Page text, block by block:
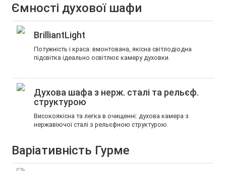
Ємності духової шафи
BrilliantLight
Потужність і краса: вмонтована, якісна світлодіодна
підсвітка ідеально освітлює камеру духовки.
Духова шафа з нерж. сталі та рельєф.
структурою
Високоякісна та легка в очищенні: духова камера з
нержавіючої сталі з рельєфною структурою.
Варіативність Гурме